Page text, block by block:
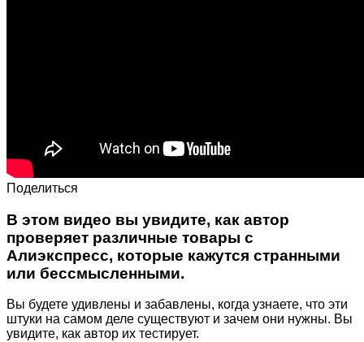
Поделиться
В этом видео вы увидите, как автор
проверяет различные товары с
Алиэкспресс, которые кажутся странными
или бессмысленными.
Вы будете удивлены и забавлены, когда узнаете, что эти
штуки на самом деле существуют и зачем они нужны. Вы
увидите, как автор их тестирует.